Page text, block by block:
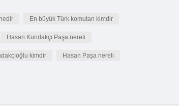
En büyük Türk komutan kimdir
Hasan Kundakçı Paşa nereli
kimdir Hasan Paşa nereli